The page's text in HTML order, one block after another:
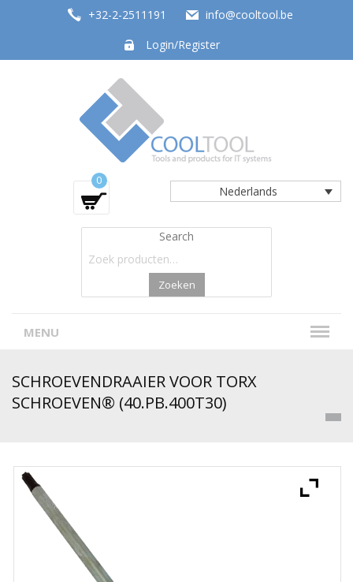
+32-2-2511191
info@cooltool.be
Login/Register
Tools and products for office systems
Nederlands
0
Search
Zoeken
MENU
SCHROEVENDRAAIER VOOR TORX
SCHROEVEN® (40.PB.400T30)